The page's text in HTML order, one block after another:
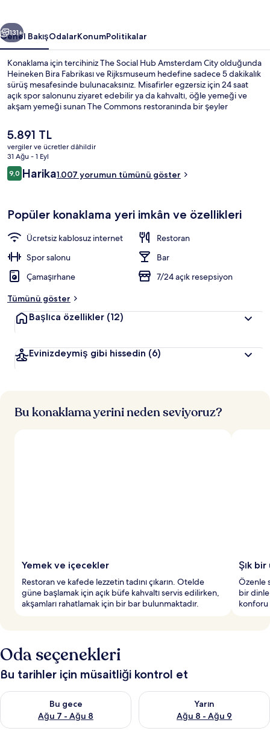
Sonraki
131+
Genel BakışOdalarKonumPolitikalar
Konaklama için tercihiniz The Social Hub Amsterdam City olduğunda
Heineken Bira Fabrikası ve Rijksmuseum hedefine sadece 5 dakikalık
sürüş mesafesinde bulunacaksınız. Misafirler egzersiz için 24 saat
açık spor salonunu ziyaret edebilir ya da kahvaltı, öğle yemeği ve
akşam yemeği sunan The Commons restoranında bir şeyler
özelliklerdir. Misafirler konaklama yerinin toplu taşıma araçlarına kısa
yürüme mesafesinde olmasını seviyor: Wibautstraat İstasyonu 3
dakika ve Wibautstraat Durağı 5 dakika mesafede.
Şu
anki
fiyat
5.891 TL
5.891 TL
vergiler ve ücretler dâhildir
31 Ağu - 1 Eyl
Yorumlar
9,09,0/10
Harika1.007 yorumun tümünü göster
Popüler konaklama yeri imkân ve özellikleri
Ücretsiz kablosuz internet
Restoran
Spor salonu
Bar
Çamaşırhane
7/24 açık resepsiyon
Tümünü göster
Başlıca özellikler (12)
Evinizdeymiş gibi hissedin (6)
Bu konaklama yerini neden seviyoruz?
Yemek ve içecekler
Restoran ve kafede lezzetin tadını çıkarın. Otelde
güne başlamak için açık büfe kahvaltı servis edilirken,
akşamları rahatlamak için bir bar bulunmaktadır.
Şık
Özenle
bir
konforu
Oda seçenekleri
Bu tarihler için müsaitliği kontrol et
Bu gece
Ağu 7 - Ağu 8
Bu gece için müsaitliği kontrol et Ağu 7 - Ağu 8
Yarın
Ağu 8 - Ağu 9
Yarın için müsaitliği kontrol